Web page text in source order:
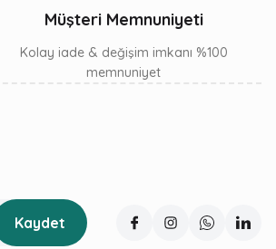
Müşteri Memnuniyeti
Kolay iade & değişim imkanı %100
memnuniyet
Kaydet